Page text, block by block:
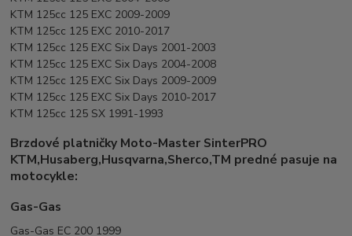
KTM 125cc 125 EXC 2009-2009
KTM 125cc 125 EXC 2010-2017
KTM 125cc 125 EXC Six Days 2001-2003
KTM 125cc 125 EXC Six Days 2004-2008
KTM 125cc 125 EXC Six Days 2009-2009
KTM 125cc 125 EXC Six Days 2010-2017
KTM 125cc 125 SX 1991-1993
Brzdové platničky Moto-Master SinterPRO
KTM,Husaberg,Husqvarna,Sherco,TM predné pasuje na
motocykle:
Gas-Gas
Gas-Gas EC 200 1999